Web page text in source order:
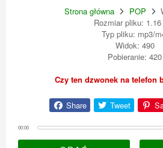
Strona główna POP
Rozmiar pliku:
Typ pliku: mp3/
Widok: 490
Pobieranie: 420
Czy ten dzwonek na telefon
Share Tweet
00:00